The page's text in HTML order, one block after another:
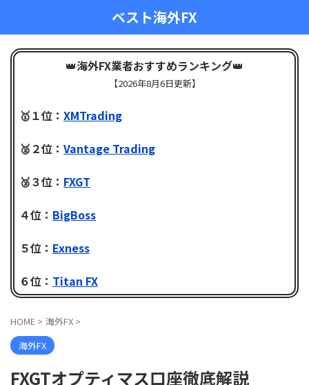
ベスト海外FX
👑海外FX業者おすすめランキング👑
【2026年8月6日更新】
🥇１位： XMTrading
🥈２位： Vantage Trading
🥉３位： FXGT
４位： BigBoss
５位： Exness
６位： Titan FX
HOME > 海外FX >
海外FX
FXGTオプティマス口座徹底解説